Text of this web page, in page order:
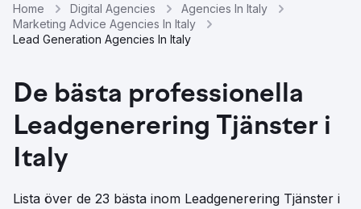
Home Digital Agencies
Agencies In Italy
Marketing Advice Agencies In Italy
Lead Generation Agencies In Italy
De bästa professionella
Leadgenerering Tjänster i
Italy
Lista över de 23 bästa inom Leadgenerering Tjänster i